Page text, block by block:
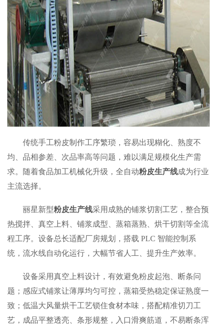
传统手工粉皮制作工序繁琐，容易出现糊化、熟度不
均、品相参差、次品率高等问题，难以满足规模化生产需
求。随着食品加工机械化升级，全自动粉皮生产线成为行业
主流选择。
丽星新型粉皮生产线采用成熟的铺浆切割工艺，整合预
热搅拌、真空上料、铺浆成型、蒸箱蒸熟、烘干切割等全流
程工序。设备总长适配厂房规划，搭载 PLC 智能控制系
统，流水线自动化运行，大幅节省人工、提升生产效率。
设备采用真空上料设计，有效避免粉皮起泡、断条问
题；感应式铺浆让薄厚均匀可控，蒸箱受热稳定保证熟度一
致；低温大风量烘干工艺锁住食材本味，搭配精准切刀工
艺，成品平整透亮、条形规整，入口滑爽筋道，不易断条浑